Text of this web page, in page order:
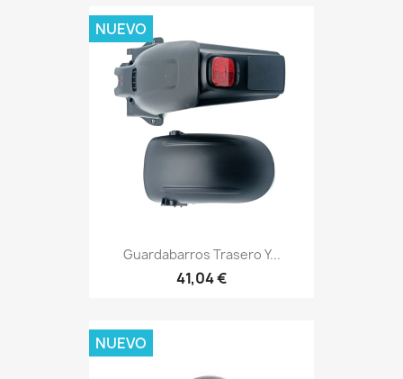
Guardabarros Trasero Y...
41,04 €
NUEVO
NUEVO